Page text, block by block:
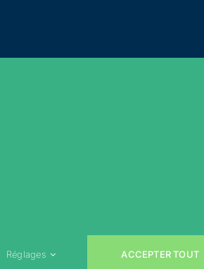
Réglages ACCEPTER TOUT